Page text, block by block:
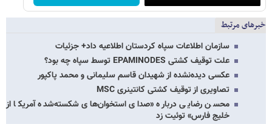
خبرهای مرتبط
سازمان اطلاعات سپاه کردستان اطلاعیه داد+ جزئیات
علت توقیف کشتی EPAMINODES توسط سپاه چه بود؟
عکسی دیده‌نشده از شهیدان قاسم سلیمانی و محمد پاکپور
تصاویری از توقیف کشتی کانتینری MSC
محسن رضایی درباره «صدای استخوان‌های شکسته‌شده آمریکا از
خلیج فارس» توئیت زد